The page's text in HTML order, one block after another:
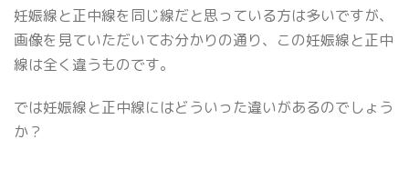
妊娠線と正中線を同じ線だと思っている方は多いですが、
画像を見ていただいてお分かりの通り、この妊娠線と正中
線は全く違うものです。
では妊娠線と正中線にはどういった違いがあるのでしょう
か？